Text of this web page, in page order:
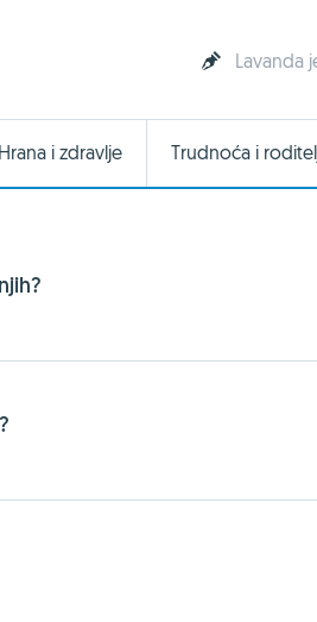
Lavanda
Hrana i zdravlje Trudnoća i